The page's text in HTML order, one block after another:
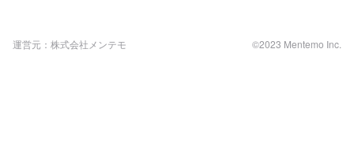
運営元：株式会社メンテモ ©2023 Mentemo Inc.